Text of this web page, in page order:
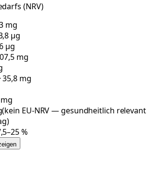
(NRV)
mg
µg
µg
mg
35,8 mg
mg
(kein EU-NRV — gesundheitlich relevant
%